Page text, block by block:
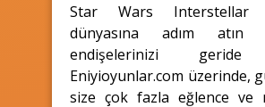
Star Wars Interstellar
dünyasına adım
endişelerinizi geride
Eniyioyunlar.com üzerinde,
size çok fazla eğlence ve